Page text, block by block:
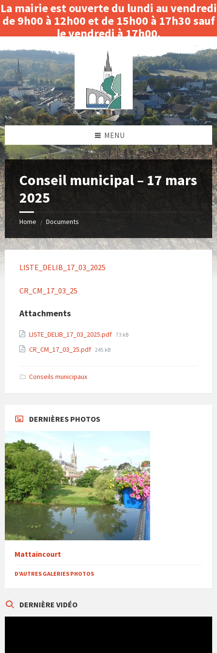
La mairie est ouverte du lundi au vendredi
de 9h00 à 12h00 et de 15h00 à 17h30 sauf
le vendredi à 17h00.
Fermeture le matin du 3 au 14 août 2026.
to
content
to
left
sidebar
to
right
sidebar
to
footer
MENU
Conseil municipal – 17 mars
2025
Home / Documents
LISTE_DELIB_17_03_2025
CR_CM_17_03_25
Attachments
LISTE_DELIB_17_03_2025.pdf File
73 kB
CR_CM_17_03_25.pdf File
245 kB
Conseils municipaux
DERNIÈRES PHOTOS
Mattaincourt
D'AUTRES GALERIES PHOTOS
DERNIÈRE VIDÉO